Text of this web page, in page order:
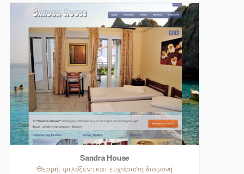
Sandra House
Θερμή, φιλόξενη και ευχάριστη διαμονή